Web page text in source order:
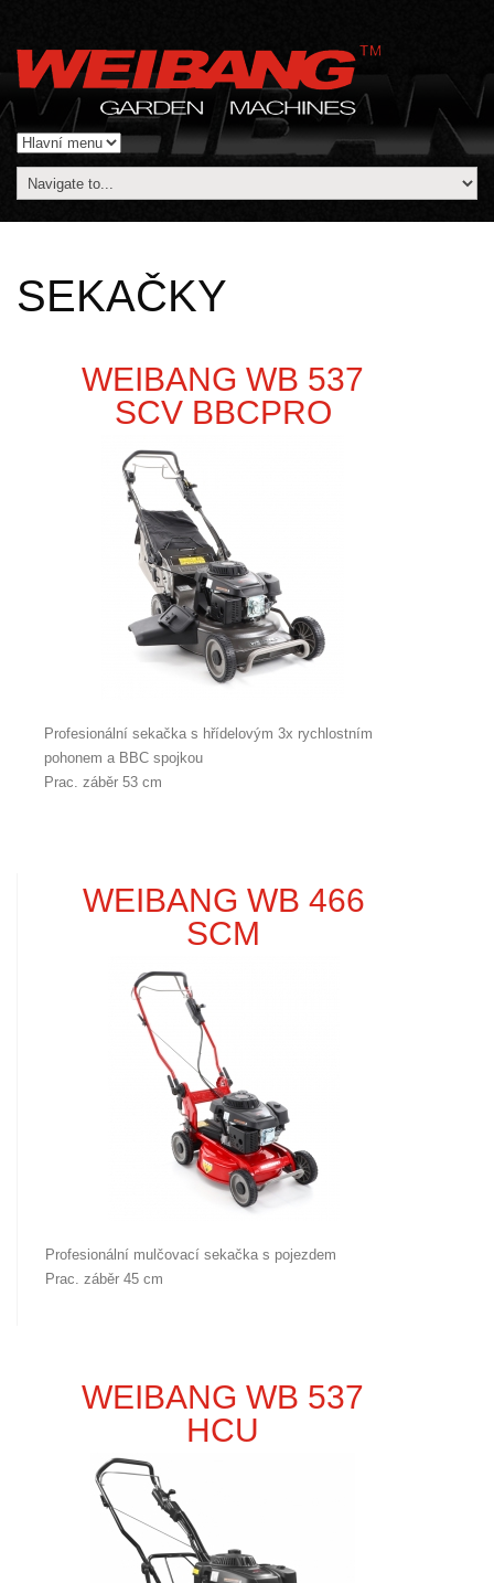
SEKAČKY
WEIBANG WB 537
SCV BBCPRO
Profesionální sekačka s hřídelovým 3x rychlostním
pohonem a BBC spojkou
Prac. záběr 53 cm
WEIBANG WB 466
SCM
Profesionální mulčovací sekačka s pojezdem
Prac. záběr 45 cm
WEIBANG WB 537
HCU